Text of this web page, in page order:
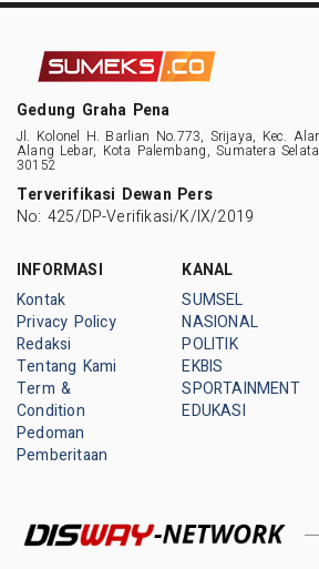
Gedung Graha Pena
Jl. Kolonel H. Barlian No.773, Srijaya, Kec.
Alang Lebar, Kota Palembang, Sumatera
30152
Terverifikasi Dewan Pers
No: 425/DP-Verifikasi/K/IX/2019
INFORMASI
Kontak
Privacy Policy
Redaksi
Tentang Kami
Term &
Condition
Pedoman
Pemberitaan
KANAL
SUMSEL
NASIONAL
POLITIK
EKBIS
SPORTAINMENT
EDUKASI